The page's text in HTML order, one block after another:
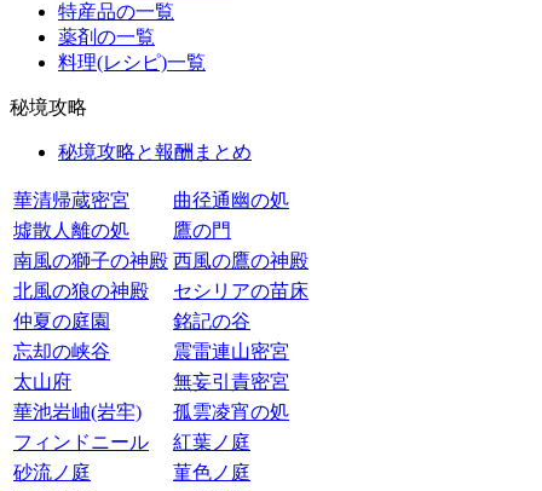
特産品の一覧
薬剤の一覧
料理(レシピ)一覧
秘境攻略
秘境攻略と報酬まとめ
華清帰蔵密宮
曲径通幽の処
墟散人離の処
鷹の門
南風の獅子の神殿 西風の鷹の神殿
北風の狼の神殿
セシリアの苗床
仲夏の庭園
銘記の谷
忘却の峡谷
震雷連山密宮
太山府
無妄引責密宮
華池岩岫(岩牢)
孤雲凌宵の処
フィンドニール
紅葉ノ庭
砂流ノ庭
菫色ノ庭